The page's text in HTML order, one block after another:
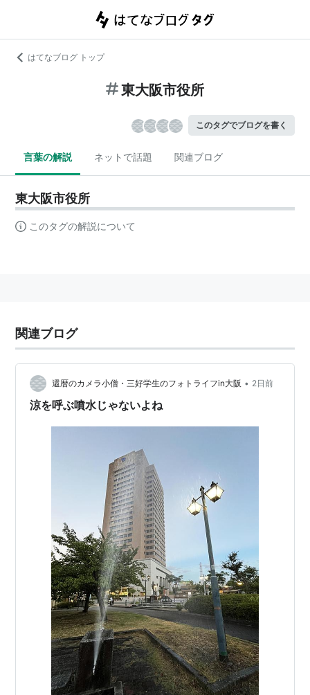
はてなブログ トップ
東大阪市役所
このタグでブログを書く
言葉の解説 ネットで話題 関連ブログ
東大阪市役所
このタグの解説について
関連ブログ
還暦のカメラ小僧・三好学生のフォトライフin大阪 • 2日前
涼を呼ぶ噴水じゃないよね